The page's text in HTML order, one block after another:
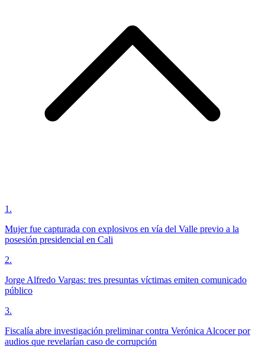
1 .
Mujer fue capturada con explosivos en vía del Valle previo a la
posesión presidencial en Cali
2.
Jorge Alfredo Vargas: tres presuntas víctimas emiten comunicado
público
3.
Fiscalía abre investigación preliminar contra Verónica Alcocer por
audios que revelarían caso de corrupción